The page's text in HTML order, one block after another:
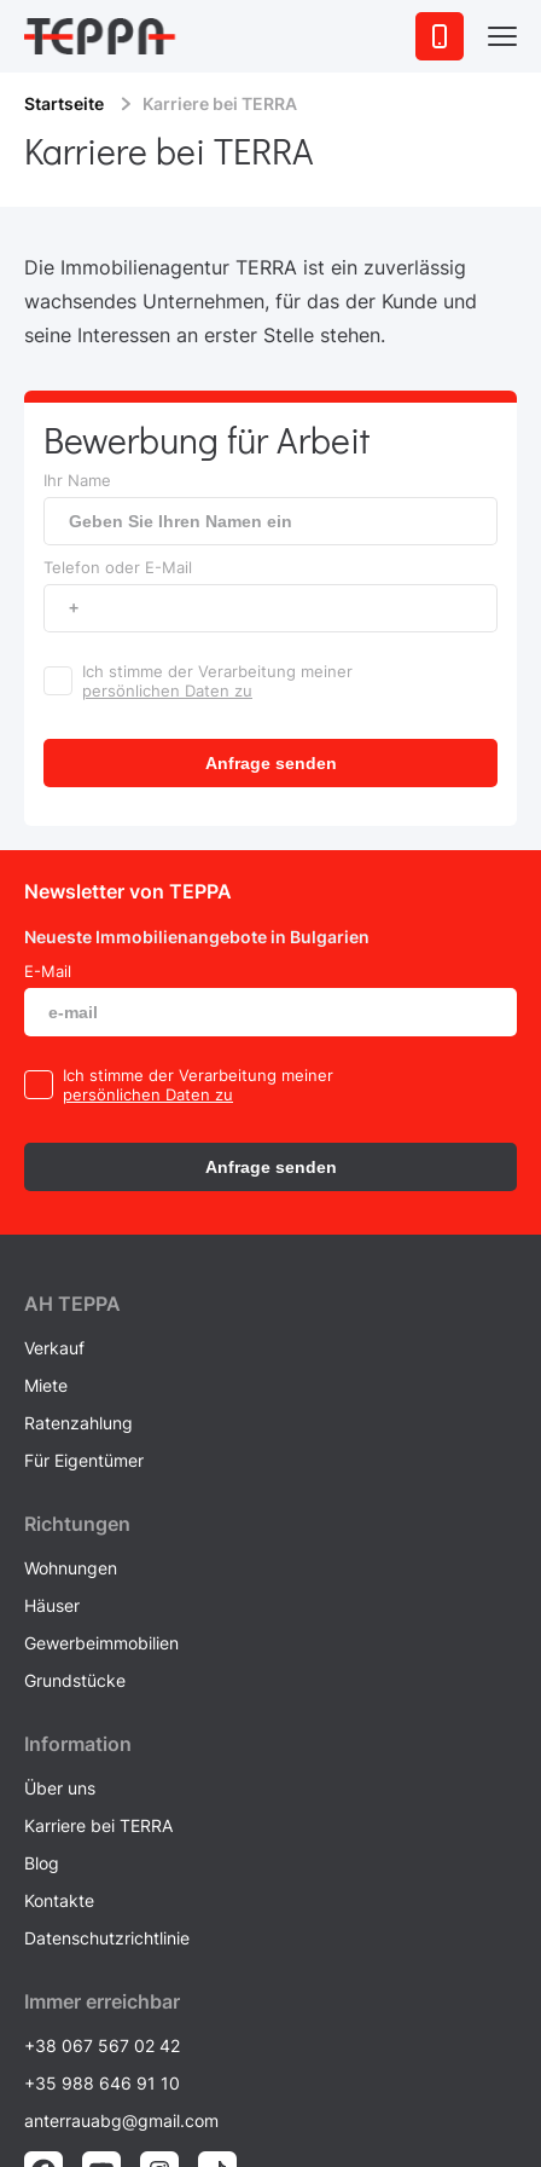
Startseite Karriere bei TERRA
Karriere bei TERRA
Die Immobilienagentur TERRA ist ein zuverlässig
wachsendes Unternehmen, für das der Kunde und
seine Interessen an erster Stelle stehen.
Bewerbung für Arbeit
Ihr Name
Telefon oder E-Mail
Ich stimme der Verarbeitung meiner
persönlichen Daten zu
Anfrage senden
Newsletter von TEPPA
Neueste Immobilienangebote in Bulgarien
E-Mail
Ich stimme der Verarbeitung meiner
persönlichen Daten zu
Anfrage senden
AH ТEPPA
Verkauf
Miete
Ratenzahlung
Für Eigentümer
Richtungen
Wohnungen
Häuser
Gewerbeimmobilien
Grundstücke
Information
Über uns
Karriere bei TERRA
Blog
Kontakte
Datenschutzrichtlinie
Immer erreichbar
+38 067 567 02 42
+35 988 646 91 10
anterrauabg@gmail.com